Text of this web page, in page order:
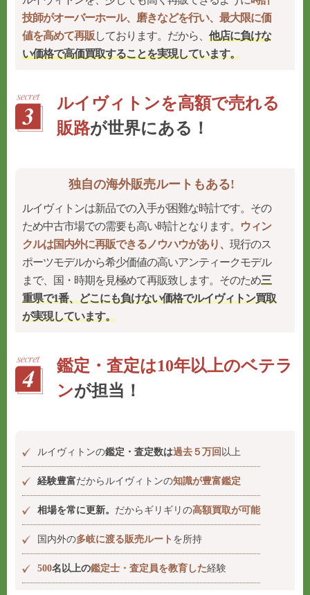
技師がオーバーホール、磨きなどを行い、最大限に価
値を高めて再販しております。だから、他店に負けな
い価格で高価買取することを実現しています。
ルイヴィトンを高額で売れる
販路が世界にある！
独自の海外販売ルートもある!
ルイヴィトンは新品での入手が困難な時計です。その
ため中古市場での需要も高い時計となります。 ウィン
クルは国内外に再販できるノウハウがあり、現行のス
ポーツモデルから希少価値の高いアンティークモデル
まで、国・時期を見極めて再販致します。そのため三
重県で1番、どこにも負けない価格でルイヴィトン買取
が実現しています。
鑑定・査定は10年以上のベテラ
ンが担当！
ルイヴィトンの鑑定・査定数は過去５万回 以上
経験豊富だからルイヴィトンの知識が豊富鑑定
相場を常に更新。 だからギリギリの高額買取が可能
国内外の多岐に渡る販売ルート を所持
500名以上の鑑定士・査定員を教育した経験